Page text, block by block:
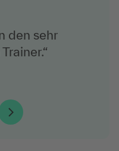
den sehr